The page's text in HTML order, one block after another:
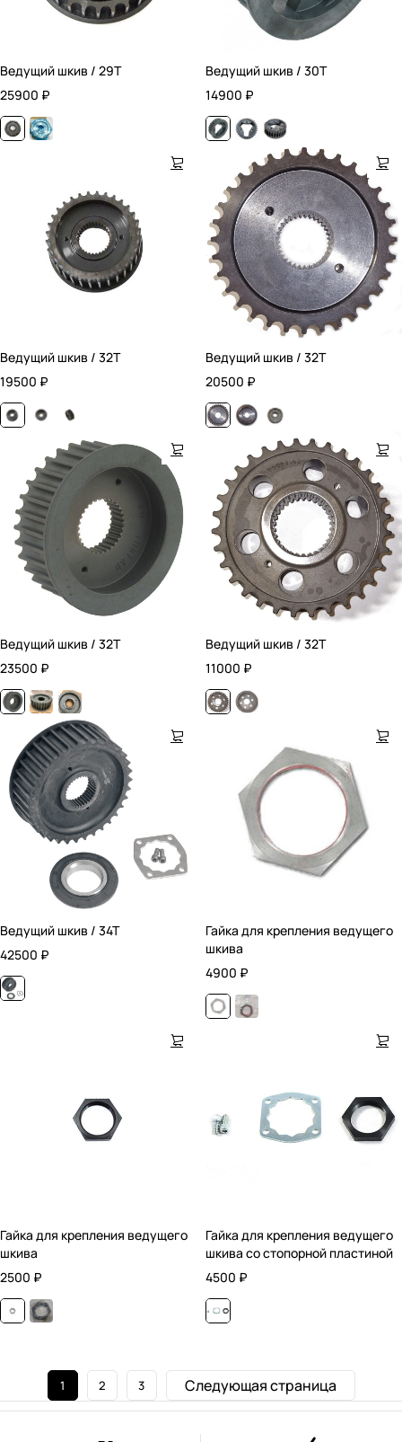
Ведущий шкив / 29T
25900 ₽
Ведущий шкив / 30T
14900 ₽
Ведущий шкив / 32T
19500 ₽
Ведущий шкив / 32T
20500 ₽
Ведущий шкив / 32T
23500 ₽
Ведущий шкив / 32T
11000 ₽
Ведущий шкив / 34T
42500 ₽
Гайка для крепления ведущего
шкива
4900 ₽
Гайка для крепления ведущего
шкива
2500 ₽
Гайка для крепления ведущего
шкива со стопорной пластиной
4500 ₽
1 2 3 Следующая страница